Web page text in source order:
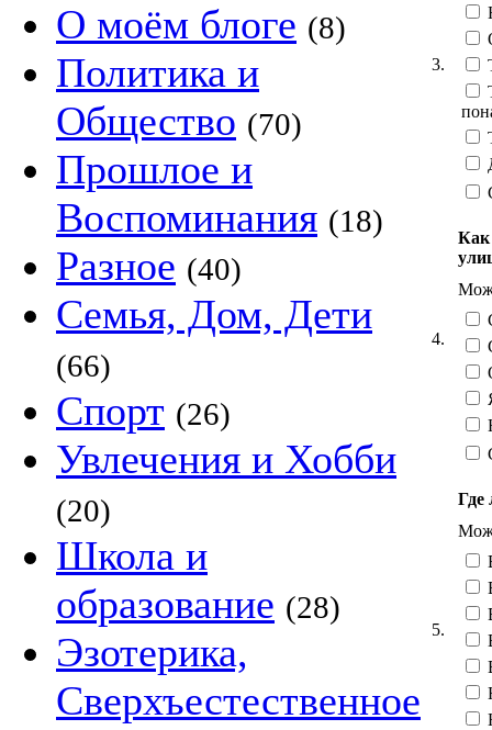
О моём блоге (8)
Политика и
Общество (70)
Прошлое и
Воспоминания (18)
Разное (40)
Семья, Дом, Дети
(66)
Спорт (26)
Увлечения и Хобби
(20)
Школа и
образование (28)
Эзотерика,
Сверхъестественное
3.
4.
Как
5.
Где